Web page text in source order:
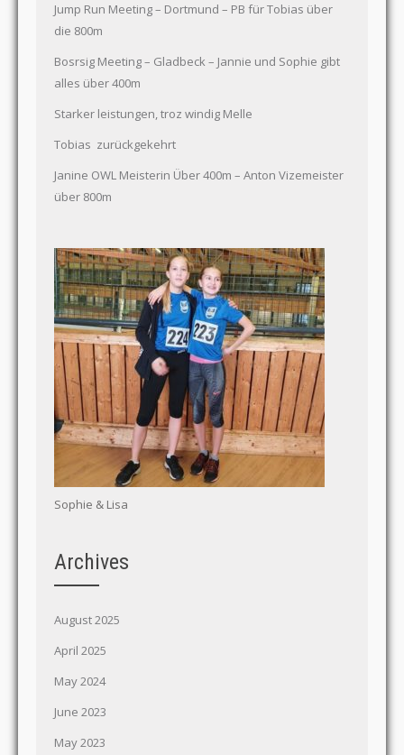
Jump Run Meeting – Dortmund – PB für Tobias über
die 800m
Bosrsig Meeting – Gladbeck – Jannie und Sophie gibt
alles über 400m
Starker leistungen, troz windig Melle
Tobias zurückgekehrt
Janine OWL Meisterin Über 400m – Anton Vizemeister
über 800m
Sophie & Lisa
Archives
August 2025
April 2025
May 2024
June 2023
May 2023